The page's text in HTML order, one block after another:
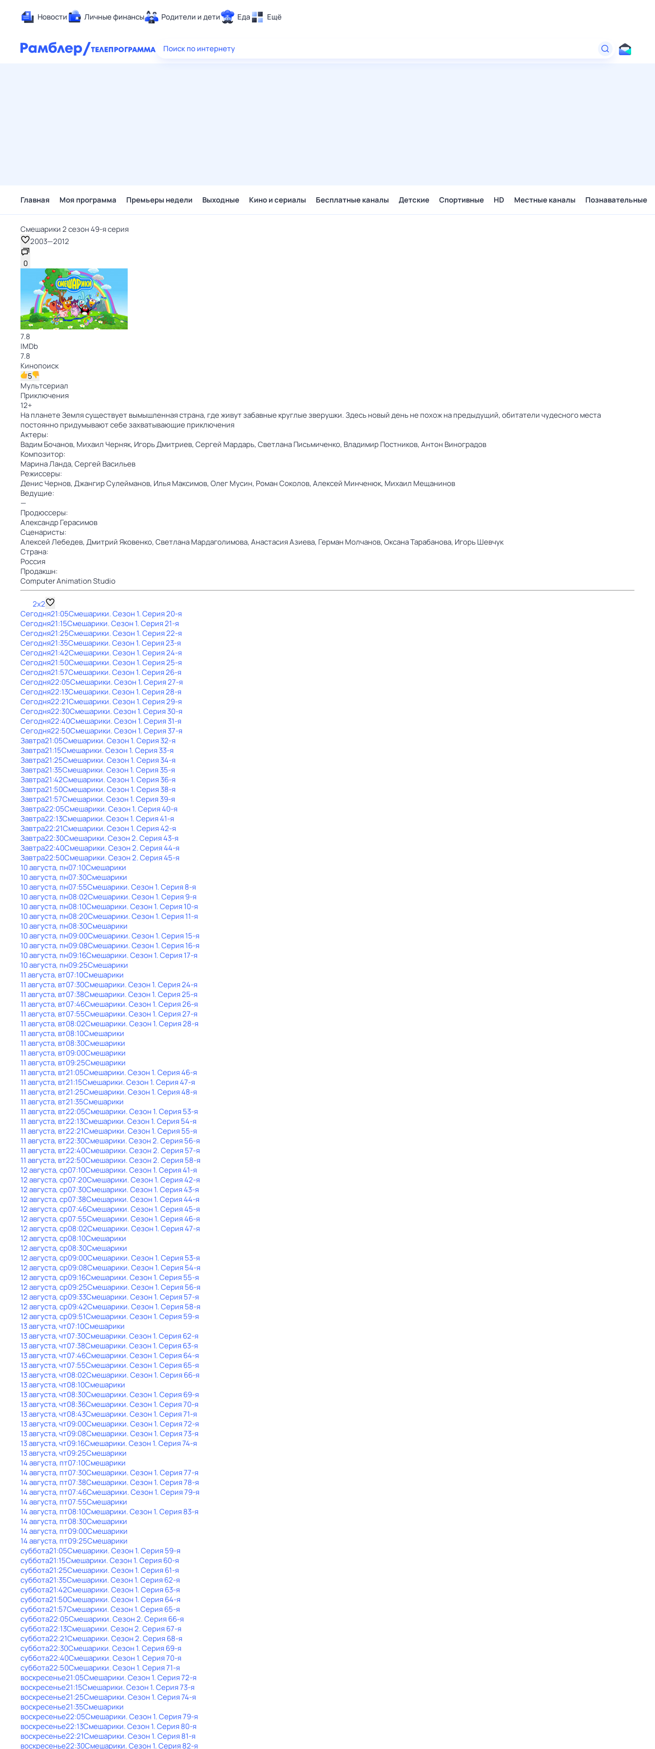
Новости Личные финансы Родители и дети Еда Ещё
Здоровье
Поиск по интернету
Главная Моя программа Премьеры недели Выходные Кино и сериалы Бесплатные каналы Детские Спортивные HD Местные каналы Познавательные
Смешарики 2 сезон 49-я серия
2003—2012
0
7.8
IMDb
7.8
Кинопоиск
5
Мультсериал
Приключения
12+
На планете Земля существует вымышленная страна, где живут забавные круглые зверушки. Здесь новый день не похож на предыдущий, обитатели чудесного места
постоянно придумывают себе захватывающие приключения
Актеры:
Вадим Бочанов, Михаил Черняк, Игорь Дмитриев,Сергей Мардарь,Светлана Письмиченко, Владимир Постников,Антон Виноградов
Композитор:
Марина Ланда,Сергей Васильев
Режиссеры:
Денис Чернов,Джангир Сулейманов, Илья Максимов,Олег Мусин, Роман Соколов,Алексей Минченюк, Михаил Мещанинов
Ведущие:
—
Продюссеры:
Александр Герасимов
Сценаристы:
Алексей Лебедев,Дмитрий Яковенко,Светлана Мардаголимова,Анастасия Азиева, Герман Молчанов,Оксана Тарабанова, Игорь Шевчук
Страна:
Россия
Продакшн:
Computer Animation Studio
2x2
Сегодня21:05Смешарики. Сезон 1. Серия 20-я
Сегодня21:15Смешарики. Сезон 1. Серия 21-я
Сегодня21:25Смешарики. Сезон 1. Серия 22-я
Сегодня21:35Смешарики. Сезон 1. Серия 23-я
Сегодня21:42Смешарики. Сезон 1. Серия 24-я
Сегодня21:50Смешарики. Сезон 1. Серия 25-я
Сегодня21:57Смешарики. Сезон 1. Серия 26-я
Сегодня22:05Смешарики. Сезон 1. Серия 27-я
Сегодня22:13Смешарики. Сезон 1. Серия 28-я
Сегодня22:21Смешарики. Сезон 1. Серия 29-я
Сегодня22:30Смешарики. Сезон 1. Серия 30-я
Сегодня22:40Смешарики. Сезон 1. Серия 31-я
Сегодня22:50Смешарики. Сезон 1. Серия 37-я
Завтра21:05Смешарики. Сезон 1. Серия 32-я
Завтра21:15Смешарики. Сезон 1. Серия 33-я
Завтра21:25Смешарики. Сезон 1. Серия 34-я
Завтра21:35Смешарики. Сезон 1. Серия 35-я
Завтра21:42Смешарики. Сезон 1. Серия 36-я
Завтра21:50Смешарики. Сезон 1. Серия 38-я
Завтра21:57Смешарики. Сезон 1. Серия 39-я
Завтра22:05Смешарики. Сезон 1. Серия 40-я
Завтра22:13Смешарики. Сезон 1. Серия 41-я
Завтра22:21Смешарики. Сезон 1. Серия 42-я
Завтра22:30Смешарики. Сезон 2. Серия 43-я
Завтра22:40Смешарики. Сезон 2. Серия 44-я
Завтра22:50Смешарики. Сезон 2. Серия 45-я
10 августа, пн07:10Смешарики
10 августа, пн07:30Смешарики
10 августа, пн07:55Смешарики. Сезон 1. Серия 8-я
10 августа, пн08:02Смешарики. Сезон 1. Серия 9-я
10 августа, пн08:10Смешарики. Сезон 1. Серия 10-я
10 августа, пн08:20Смешарики. Сезон 1. Серия 11-я
10 августа, пн08:30Смешарики
10 августа, пн09:00Смешарики. Сезон 1. Серия 15-я
10 августа, пн09:08Смешарики. Сезон 1. Серия 16-я
10 августа, пн09:16Смешарики. Сезон 1. Серия 17-я
10 августа, пн09:25Смешарики
11 августа, вт07:10Смешарики
11 августа, вт07:30Смешарики. Сезон 1. Серия 24-я
11 августа, вт07:38Смешарики. Сезон 1. Серия 25-я
11 августа, вт07:46Смешарики. Сезон 1. Серия 26-я
11 августа, вт07:55Смешарики. Сезон 1. Серия 27-я
11 августа, вт08:02Смешарики. Сезон 1. Серия 28-я
11 августа, вт08:10Смешарики
11 августа, вт08:30Смешарики
11 августа, вт09:00Смешарики
11 августа, вт09:25Смешарики
11 августа, вт21:05Смешарики. Сезон 1. Серия 46-я
11 августа, вт21:15Смешарики. Сезон 1. Серия 47-я
11 августа, вт21:25Смешарики. Сезон 1. Серия 48-я
11 августа, вт21:35Смешарики
11 августа, вт22:05Смешарики. Сезон 1. Серия 53-я
11 августа, вт22:13Смешарики. Сезон 1. Серия 54-я
11 августа, вт22:21Смешарики. Сезон 1. Серия 55-я
11 августа, вт22:30Смешарики. Сезон 2. Серия 56-я
11 августа, вт22:40Смешарики. Сезон 2. Серия 57-я
11 августа, вт22:50Смешарики. Сезон 2. Серия 58-я
12 августа, ср07:10Смешарики. Сезон 1. Серия 41-я
12 августа, ср07:20Смешарики. Сезон 1. Серия 42-я
12 августа, ср07:30Смешарики. Сезон 1. Серия 43-я
12 августа, ср07:38Смешарики. Сезон 1. Серия 44-я
12 августа, ср07:46Смешарики. Сезон 1. Серия 45-я
12 августа, ср07:55Смешарики. Сезон 1. Серия 46-я
12 августа, ср08:02Смешарики. Сезон 1. Серия 47-я
12 августа, ср08:10Смешарики
12 августа, ср08:30Смешарики
12 августа, ср09:00Смешарики. Сезон 1. Серия 53-я
12 августа, ср09:08Смешарики. Сезон 1. Серия 54-я
12 августа, ср09:16Смешарики. Сезон 1. Серия 55-я
12 августа, ср09:25Смешарики. Сезон 1. Серия 56-я
12 августа, ср09:33Смешарики. Сезон 1. Серия 57-я
12 августа, ср09:42Смешарики. Сезон 1. Серия 58-я
12 августа, ср09:51Смешарики. Сезон 1. Серия 59-я
13 августа, чт07:10Смешарики
13 августа, чт07:30Смешарики. Сезон 1. Серия 62-я
13 августа, чт07:38Смешарики. Сезон 1. Серия 63-я
13 августа, чт07:46Смешарики. Сезон 1. Серия 64-я
13 августа, чт07:55Смешарики. Сезон 1. Серия 65-я
13 августа, чт08:02Смешарики. Сезон 1. Серия 66-я
13 августа, чт08:10Смешарики
13 августа, чт08:30Смешарики. Сезон 1. Серия 69-я
13 августа, чт08:36Смешарики. Сезон 1. Серия 70-я
13 августа, чт08:43Смешарики. Сезон 1. Серия 71-я
13 августа, чт09:00Смешарики. Сезон 1. Серия 72-я
13 августа, чт09:08Смешарики. Сезон 1. Серия 73-я
13 августа, чт09:16Смешарики. Сезон 1. Серия 74-я
13 августа, чт09:25Смешарики
14 августа, пт07:10Смешарики
14 августа, пт07:30Смешарики. Сезон 1. Серия 77-я
14 августа, пт07:38Смешарики. Сезон 1. Серия 78-я
14 августа, пт07:46Смешарики. Сезон 1. Серия 79-я
14 августа, пт07:55Смешарики
14 августа, пт08:10Смешарики. Сезон 1. Серия 83-я
14 августа, пт08:30Смешарики
14 августа, пт09:00Смешарики
14 августа, пт09:25Смешарики
суббота21:05Смешарики. Сезон 1. Серия 59-я
суббота21:15Смешарики. Сезон 1. Серия 60-я
суббота21:25Смешарики. Сезон 1. Серия 61-я
суббота21:35Смешарики. Сезон 1. Серия 62-я
суббота21:42Смешарики. Сезон 1. Серия 63-я
суббота21:50Смешарики. Сезон 1. Серия 64-я
суббота21:57Смешарики. Сезон 1. Серия 65-я
суббота22:05Смешарики. Сезон 2. Серия 66-я
суббота22:13Смешарики. Сезон 2. Серия 67-я
суббота22:21Смешарики. Сезон 2. Серия 68-я
суббота22:30Смешарики. Сезон 1. Серия 69-я
суббота22:40Смешарики. Сезон 1. Серия 70-я
суббота22:50Смешарики. Сезон 1. Серия 71-я
воскресенье21:05Смешарики. Сезон 1. Серия 72-я
воскресенье21:15Смешарики. Сезон 1. Серия 73-я
воскресенье21:25Смешарики. Сезон 1. Серия 74-я
воскресенье21:35Смешарики
воскресенье22:05Смешарики. Сезон 1. Серия 79-я
воскресенье22:13Смешарики. Сезон 1. Серия 80-я
воскресенье22:21Смешарики. Сезон 1. Серия 81-я
воскресенье22:30Смешарики. Сезон 1. Серия 82-я